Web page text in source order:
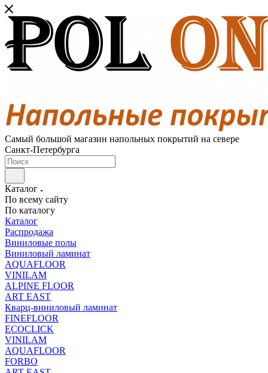
Самый большой магазин напольных покрытий на севере
Санкт-Петербурга
Каталог
По всему сайту
По каталогу
Каталог
Распродажа
Виниловые полы
Виниловый ламинат
AQUAFLOOR
VINILAM
ALPINE FLOOR
ART EAST
Кварц-виниловый ламинат
FINEFLOOR
ECOCLICK
VINILAM
AQUAFLOOR
FORBO